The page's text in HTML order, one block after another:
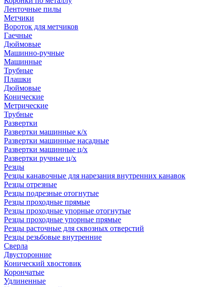
Ленточные пилы
Метчики
Вороток для метчиков
Гаечные
Дюймовые
Машинно-ручные
Машинные
Трубные
Плашки
Дюймовые
Конические
Метрические
Трубные
Развертки
Развертки машинные к/х
Развертки машинные насадные
Развертки машинные ц/х
Развертки ручные ц/х
Резцы
Резцы канавочные для нарезания внутренних канавок
Резцы отрезные
Резцы подрезные отогнутые
Резцы проходные прямые
Резцы проходные упорные отогнутые
Резцы проходные упорные прямые
Резцы расточные для сквозных отверстий
Резцы резьбовые внутренние
Сверла
Двусторонние
Конический хвостовик
Корончатые
Удлиненные